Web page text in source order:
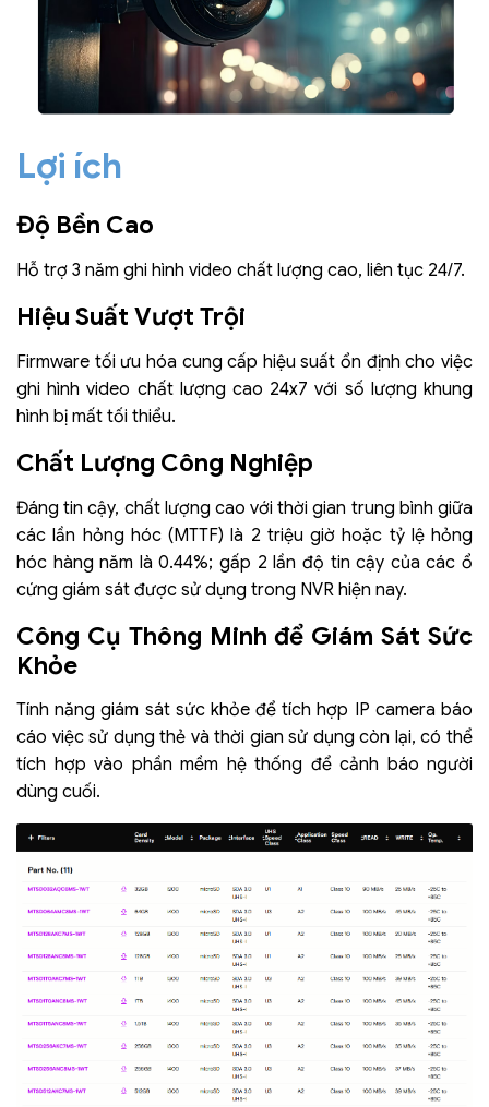
Lợi ích
Độ Bền Cao
Hỗ trợ 3 năm ghi hình video chất lượng cao, liên tục 24/7.
Hiệu Suất Vượt Trội
Firmware tối ưu hóa cung cấp hiệu suất ổn định cho việc
ghi hình video chất lượng cao 24x7 với số lượng khung
hình bị mất tối thiểu.
Chất Lượng Công Nghiệp
Đáng tin cậy, chất lượng cao với thời gian trung bình giữa
các lần hỏng hóc (MTTF) là 2 triệu giờ hoặc tỷ lệ hỏng
hóc hàng năm là 0.44%; gấp 2 lần độ tin cậy của các ổ
cứng giám sát được sử dụng trong NVR hiện nay.
Công Cụ Thông Minh để Giám Sát Sức
Khỏe
Tính năng giám sát sức khỏe để tích hợp IP camera báo
cáo việc sử dụng thẻ và thời gian sử dụng còn lại, có thể
tích hợp vào phần mềm hệ thống để cảnh báo người
dùng cuối.